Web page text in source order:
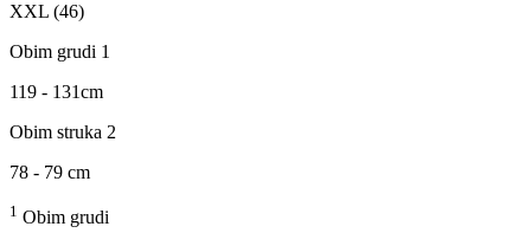
XXL (46)
Obim grudi 1
119 - 131cm
Obim struka 2
78 - 79 cm
1 Obim grudi